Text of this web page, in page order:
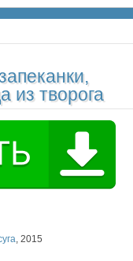
из творога
, 2015